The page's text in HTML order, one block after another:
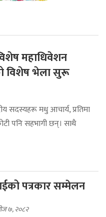
महाधिवेशन
विशेष भेला सुरू
सदस्यहरू मधु आचार्य, प्रतिमा
पनि सहभागी छन्। साथै
पत्रकार सम्मेलन
७, २०८२